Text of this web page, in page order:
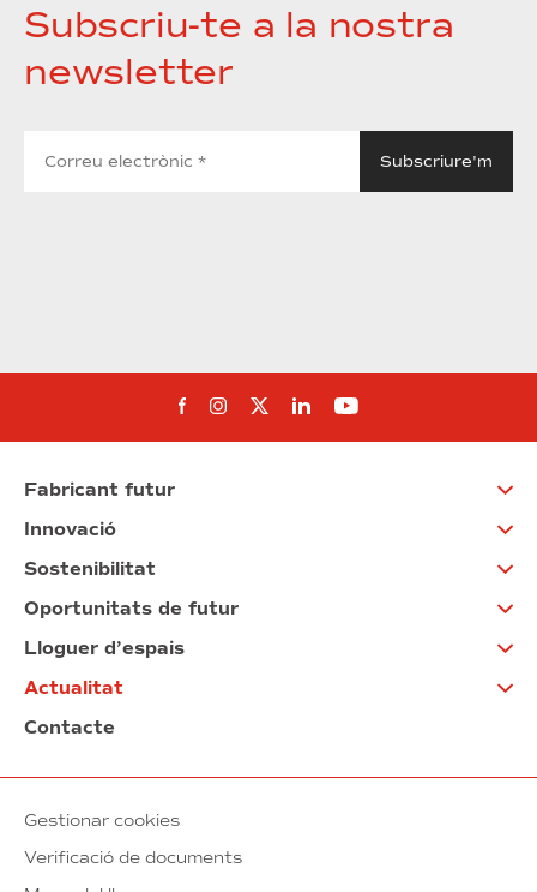
Subscriu-te a la nostra
newsletter
Segueix-nos al Facebook
Segueix-nos a Instagram
Segueix-nos a Twitter
Segueix-nos a
Segueix-nos a
Fabricant futur
Innovació
Sostenibilitat
Oportunitats de futur
Lloguer d’espais
Actualitat
Contacte
Gestionar cookies
Verificació de documents